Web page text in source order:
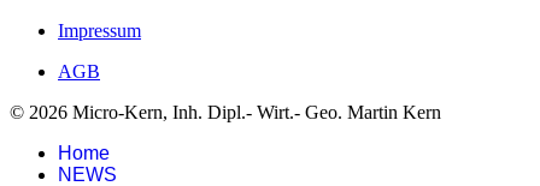
Impressum
AGB
© 2026 Micro-Kern, Inh. Dipl.- Wirt.- Geo. Martin Kern
Home
NEWS